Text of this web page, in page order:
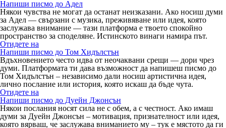
Напиши писмо до Адел
Някои чувства не могат да останат неизказани. Ако носиш думи
за Адел — свързани с музика, преживяване или идея, която
заслужава внимание — тази платформа е твоето спокойно
пространство за споделяне. Истинското винаги намира път.
Отидете на
Напиши писмо до Том Хидълстън
Вдъхновението често идва от неочаквани срещи — дори чрез
думи. Платформата ти дава възможност да напишеш писмо до
Том Хидълстън – независимо дали носиш артистична идея,
лично послание или история, която искаш да бъде чута.
Отидете на
Напиши писмо до Дуейн Джонсън
Някои послания носят сила не с обем, а с честност. Ако имаш
думи за Дуейн Джонсън – мотивация, признателност или идея,
която вярваш, че заслужава вниманието му – тук е мястото да ги